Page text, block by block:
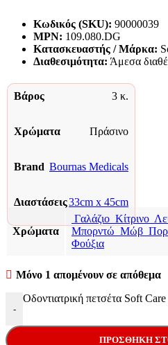
Κωδικός (SKU): 90000039
MPN: 109.080.DG
Κατασκευαστής / Μάρκα:
Διαθεσιμότητα: Άμεσα
Βάρος 3 κ.
Χρώματα Πράσινο
Brand Bournas Medicals
Διαστάσεις33cm x 45cm
Χρώματα
Γαλάζιο Κίτρινο
Μπορντώ Μώβ
Φούξια
Μόνο 1 απομένουν σε απόθεμα
-
Οδοντιατρική πετσέτα Soft
ΠΡΟΣΘΉΚΗ